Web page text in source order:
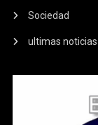
Sociedad
ultimas noticias